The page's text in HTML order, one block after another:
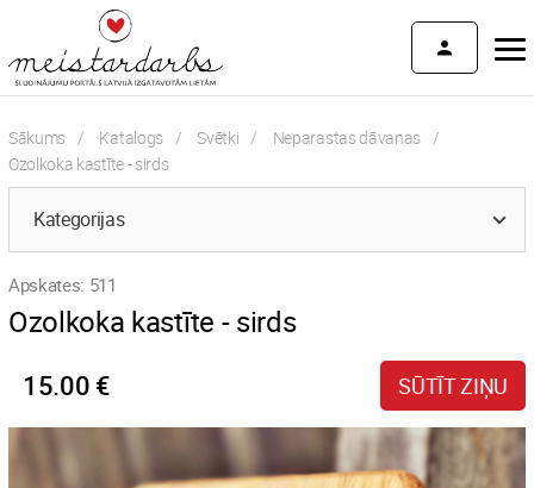
Sākums Katalogs Svētki
Neparastas dāvanas
Current:
Ozolkoka kastīte - sirds
Kategorijas
Apskates: 511
Ozolkoka kastīte - sirds
15.00 € SŪTĪT ZIŅU